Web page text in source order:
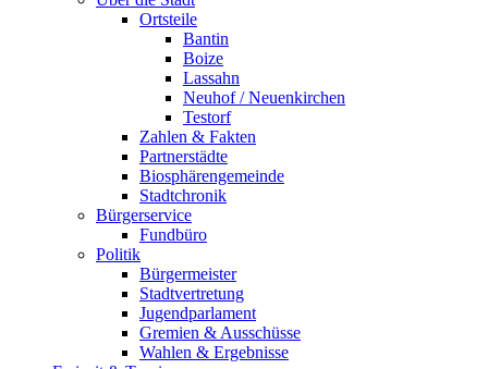
Ortsteile
Bantin
Boize
Lassahn
Neuhof / Neuenkirchen
Testorf
Zahlen & Fakten
Partnerstädte
Biosphärengemeinde
Stadtchronik
Bürgerservice
Fundbüro
Politik
Bürgermeister
Stadtvertretung
Jugendparlament
Gremien & Ausschüsse
Wahlen & Ergebnisse